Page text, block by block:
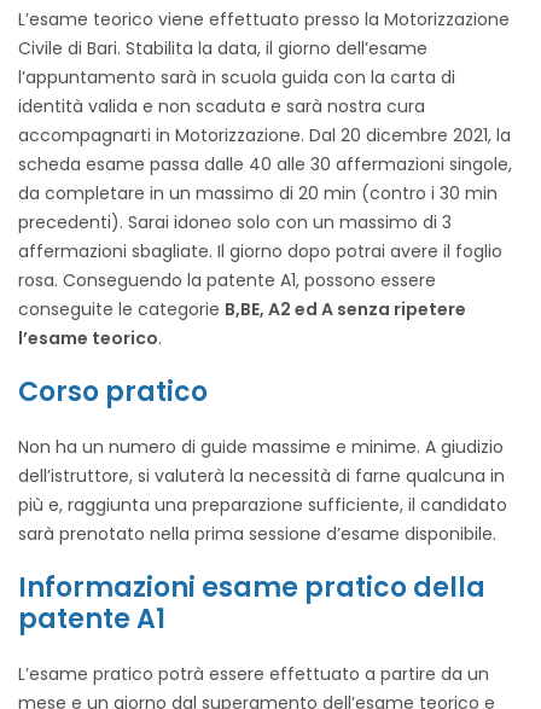
L’esame teorico viene effettuato presso la Motorizzazione
Civile di Bari. Stabilita la data, il giorno dell’esame
l’appuntamento sarà in scuola guida con la carta di
identità valida e non scaduta e sarà nostra cura
accompagnarti in Motorizzazione. Dal 20 dicembre 2021, la
scheda esame passa dalle 40 alle 30 affermazioni singole,
da completare in un massimo di 20 min (contro i 30 min
precedenti). Sarai idoneo solo con un massimo di 3
affermazioni sbagliate. Il giorno dopo potrai avere il foglio
rosa. Conseguendo la patente A1, possono essere
conseguite le categorie B,BE, A2 ed A senza ripetere
l’esame teorico.
Corso pratico
Non ha un numero di guide massime e minime. A giudizio
dell’istruttore, si valuterà la necessità di farne qualcuna in
più e, raggiunta una preparazione sufficiente, il candidato
sarà prenotato nella prima sessione d’esame disponibile.
Informazioni esame pratico della
patente A1
L’esame pratico potrà essere effettuato a partire da un
mese e un giorno dal superamento dell’esame teorico e